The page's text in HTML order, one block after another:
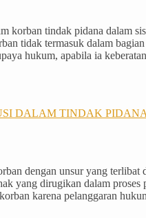
korban tindak pidana dalam
tidak termasuk dalam
hukum, apabila ia
DALAM TINDAK
dengan unsur yang
yang dirugikan dalam
karena pelanggaran